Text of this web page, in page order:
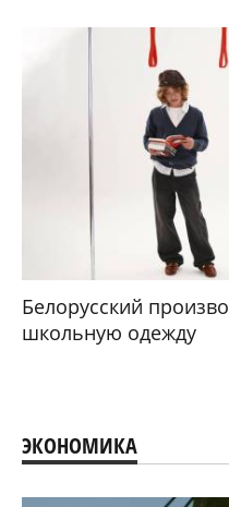
Белорусский
школьную одежду
ЭКОНОМИКА